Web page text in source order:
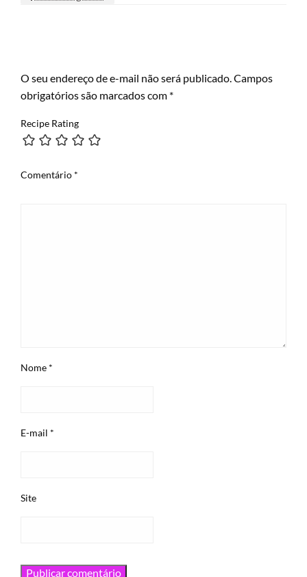
O seu endereço de e-mail não será publicado. Campos
obrigatórios são marcados com *
Recipe Rating
Comentário *
Nome *
E-mail *
Site